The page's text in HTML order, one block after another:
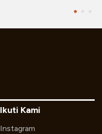
Ikuti Kami
Instagram